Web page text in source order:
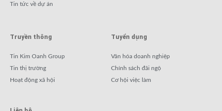
Tin tức về dự án
Truyền thông
Tin Kim Oanh Group
Tin thị trường
Hoạt động xã hội
Tuyển dụng
Văn hóa doanh nghiệp
Chính sách đãi ngộ
Cơ hội việc làm